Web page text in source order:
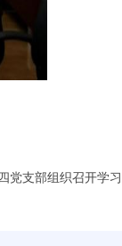
支部组织召开学